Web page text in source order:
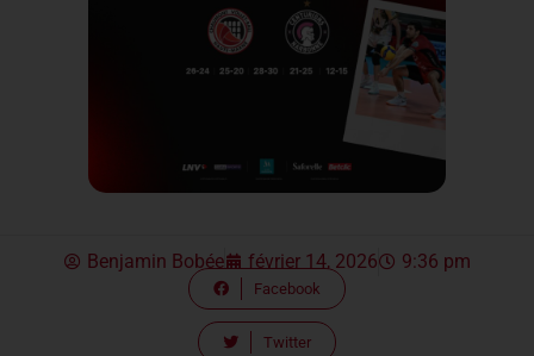
Benjamin Bobée février 14, 2026 9:36 pm
Facebook
Twitter